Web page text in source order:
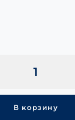
В корзину